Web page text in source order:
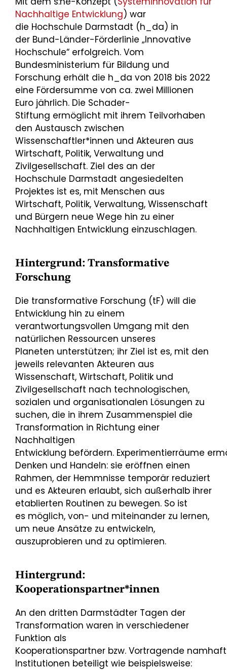
Nachhaltige Entwicklung) war
die Hochschule Darmstadt (h_da) in
der Bund-Länder-Förderlinie „Innovative
Hochschule“ erfolgreich. Vom
Bundesministerium für Bildung und
Forschung erhält die h_da von 2018 bis 2022
eine Fördersumme von ca. zwei Millionen
Euro jährlich. Die Schader-
Stiftung ermöglicht mit ihrem Teilvorhaben
den Austausch zwischen
Wissenschaftler*innen und Akteuren aus
Wirtschaft, Politik, Verwaltung und
Zivilgesellschaft. Ziel des an der
Hochschule Darmstadt angesiedelten
Projektes ist es, mit Menschen aus
Wirtschaft, Politik, Verwaltung, Wissenschaft
und Bürgern neue Wege hin zu einer
Nachhaltigen Entwicklung einzuschlagen.
Hintergrund: Transformative
Forschung
Die transformative Forschung (tF) will die
Entwicklung hin zu einem
verantwortungsvollen Umgang mit den
natürlichen Ressourcen unseres
Planeten unterstützen; ihr Ziel ist es, mit den
jeweils relevanten Akteuren aus
Wissenschaft, Wirtschaft, Politik und
Zivilgesellschaft nach technologischen,
sozialen und organisationalen Lösungen zu
suchen, die in ihrem Zusammenspiel die
Transformation in Richtung einer
Nachhaltigen
Entwicklung befördern. Experimentierräume
Denken und Handeln: sie eröffnen einen
Rahmen, der Hemmnisse temporär reduziert
und es Akteuren erlaubt, sich außerhalb ihrer
etablierten Routinen zu bewegen. So ist
es möglich, von- und miteinander zu lernen,
um neue Ansätze zu entwickeln,
auszuprobieren und zu optimieren.
Hintergrund:
Kooperationspartner*innen
An den dritten Darmstädter Tagen der
Transformation waren in verschiedener
Funktion als
Kooperationspartner bzw. Vortragende
Institutionen beteiligt wie beispielsweise: